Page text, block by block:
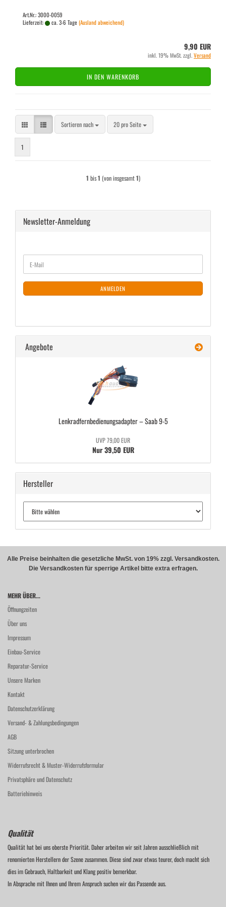
Art.Nr.: 3000-0059
Lieferzeit:
ca. 3-6 Tage(Ausland abweichend)
9,90 EUR
inkl. 19% MwSt. zzgl.Versand
IN DEN WARENKORB
Sortieren nach
Sortieren nach 20 pro Seite
pro Seite
1
1 bis1 (von insgesamt1)
Newsletter-Anmeldung
ZUR
NEWSLETTER-
ANMELDUNG
E-
Mail
ANMELDEN
Angebote
Lenk­rad­fern­be­die­nungs­ad­ap­ter – Saab 9-5
UVP 79,00 EUR
Nur 39,50 EUR
Hersteller
Alle Preise beinhalten die gesetzliche MwSt. von 19% zzgl. Versandkosten.
Die Versandkosten für sperrige Artikel bitte extra erfragen.
MEHR ÜBER...
Öffnungzeiten
Über uns
Impressum
Einbau-Service
Reparatur-Service
Unsere Marken
Kontakt
Datenschutzerklärung
Versand- & Zahlungsbedingungen
AGB
Sitzung unterbrochen
Widerrufsrecht & Muster-Widerrufsformular
Privatsphäre und Datenschutz
Batteriehinweis
Qualität
Qualität hat bei uns oberste Priorität. Daher arbeiten wir seit Jahren ausschließlich mit
renomierten Herstellern der Szene zusammen. Diese sind zwar etwas teurer, doch macht sich
dies im Gebrauch, Haltbarkeit und Klang positiv bemerkbar.
In Absprache mit Ihnen und Ihrem Anspruch suchen wir das Passende aus.